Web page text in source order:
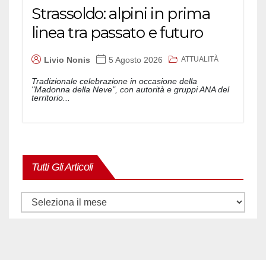
Strassoldo: alpini in prima
linea tra passato e futuro
Livio Nonis 5 Agosto 2026 ATTUALITÀ
Tradizionale celebrazione in occasione della
"Madonna della Neve", con autorità e gruppi ANA del
territorio...
Tutti Gli Articoli
Tutti